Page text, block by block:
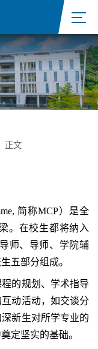
正文
简称MCP）是全
。在校生都将纳入
师、导师、学院辅
五部分组成。
的规划、学术指导
动活动，如交谈分
新生对所学专业的
定坚实的基础。